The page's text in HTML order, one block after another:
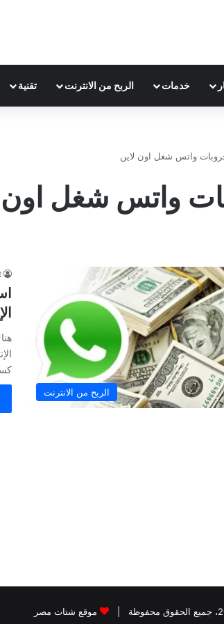
خدمات الربح من الانترنت تقنية
واتس شغل اون لاين
واتس شغل اون
الربح من الانترنت
موقع شتات مصر